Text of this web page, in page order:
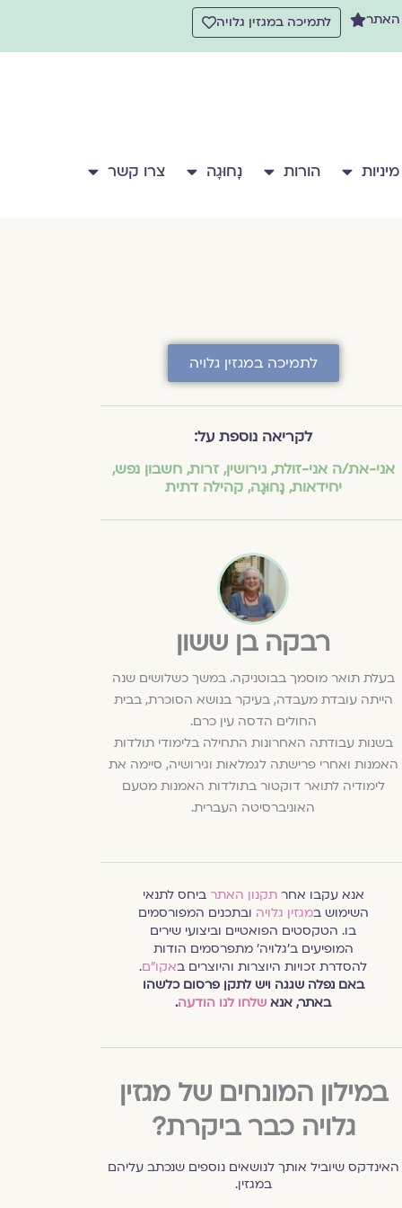
האתר לתמיכה במגזין גלויה
מיניות הורות נָחוּגָה צרו קשר
לתמיכה במגזין גלויה
לקריאה נוספת על:
אני-את/ה אני-זולת,גירושין,זרות,חשבון נפש,
יחידאות,נָחוּגָה,קהילה דתית
רבקה בן ששון
בעלת תואר מוסמך בבוטניקה. במשך כשלושים שנה
הייתה עובדת מעבדה, בעיקר בנושא הסוכרת, בבית
החולים הדסה עין כרם.
בשנות עבודתה האחרונות התחילה בלימודי תולדות
האמנות ואחרי פרישתה לגמלאות וגירושיה, סיימה את
לימודיה לתואר דוקטור בתולדות האמנות מטעם
האוניברסיטה העברית.
אנא עקבו אחרתקנון האתר ביחס לתנאי
השימוש במגזין גלויה ובתכנים המפורסמים
בו. הטקסטים הפואטיים וביצועי שירים
המופיעים ב׳גלויה׳ מתפרסמים הודות
להסדרת זכויות היוצרות והיוצרים באקו״ם.
באם נפלה שגגה ויש לתקן פרסום כלשהו
באתר, אנא שלחו לנו הודעה.
במילון המונחים של מגזין
גלויה כבר ביקרת?
האינדקס שיוביל אותך לנושאים נוספים שנכתב עליהם
במגזין.